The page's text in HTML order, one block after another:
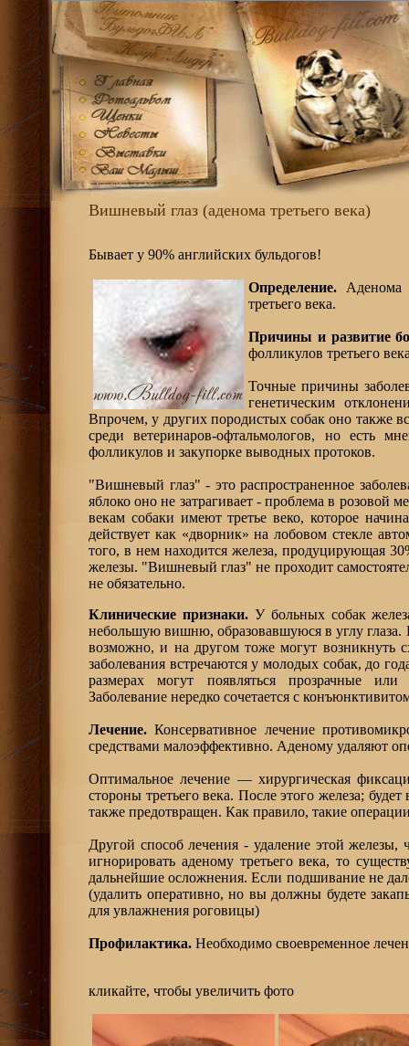
Вишневый глаз (аденома третьего века)
Бывает у 90% английских бульдогов!
Определение. Аденома
третьего века.
Причины и развитие
фолликулов третьего
Точные причины
генетическим
Впрочем, у других породистых собак оно также
среди ветеринаров-офтальмологов, но есть
фолликулов и закупорке выводных протоков.
"Вишневый глаз" - это распространенное
яблоко оно не затрагивает - проблема в
векам собаки имеют третье веко, которое
действует как «дворник» на лобовом стекле
того, в нем находится железа, продуцирующая
железы. "Вишневый глаз" не проходит
не обязательно.
Клинические признаки. У больных собак
небольшую вишню, образовавшуюся в углу глаза.
возможно, и на другом тоже могут возникнуть
заболевания встречаются у молодых собак, до
размерах могут появляться прозрачные
Заболевание нередко сочетается с
Лечение. Консервативное лечение
средствами малоэффективно. Аденому удаляют
Оптимальное лечение — хирургическая
стороны третьего века. После этого железа;
также предотвращен. Как правило, такие
Другой способ лечения - удаление этой железы,
игнорировать аденому третьего века, то
дальнейшие осложнения. Если подшивание не
(удалить оперативно, но вы должны будете
для увлажнения роговицы)
Профилактика. Необходимо своевременное
кликайте, чтобы увеличить фото